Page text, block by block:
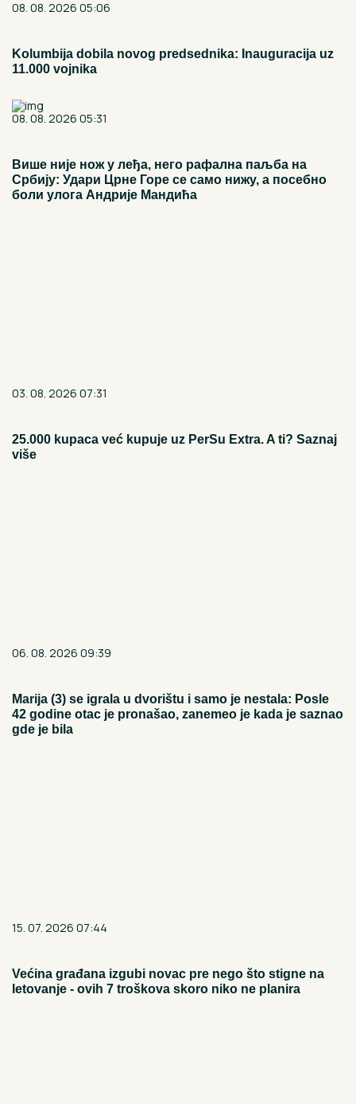
08. 08. 2026 05:06
Kolumbija dobila novog predsednika: Inauguracija uz
11.000 vojnika
08. 08. 2026 05:31
Више није нож у леђа, него рафална паљба на
Србију: Удари Црне Горе се само нижу, а посебно
боли улога Андрије Мандића
03. 08. 2026 07:31
25.000 kupaca već kupuje uz PerSu Extra. A ti? Saznaj
više
06. 08. 2026 09:39
Marija (3) se igrala u dvorištu i samo je nestala: Posle
42 godine otac je pronašao, zanemeo je kada je saznao
gde je bila
15. 07. 2026 07:44
Većina građana izgubi novac pre nego što stigne na
letovanje - ovih 7 troškova skoro niko ne planira